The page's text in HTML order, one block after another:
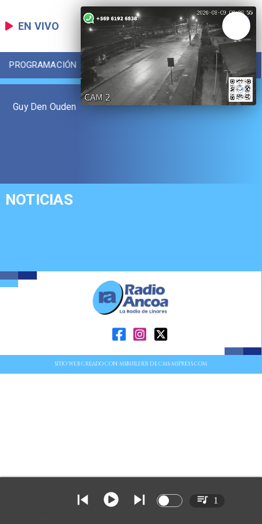
EN VIVO
PROGRAMACIÓN LOCAL DEPORTES
Guy Den Ouden
NOTICIAS
SITIO WEB CREADO CON MSBUILDER DE CMS-MSPRESS.COM
1